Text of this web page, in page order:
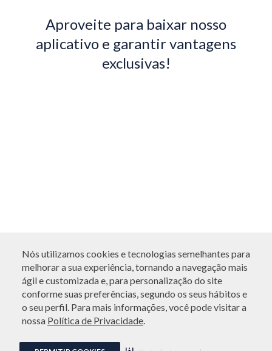
Nós utilizamos cookies e tecnologias semelhantes para
melhorar a sua experiência, tornando a navegação mais
ágil e customizada e, para personalização do site
conforme suas preferências, segundo os seus hábitos e
o seu perfil. Para mais informações, você pode visitar a
nossa Política de Privacidade.
Aproveite para baixar nosso
aplicativo e garantir vantagens
exclusivas!